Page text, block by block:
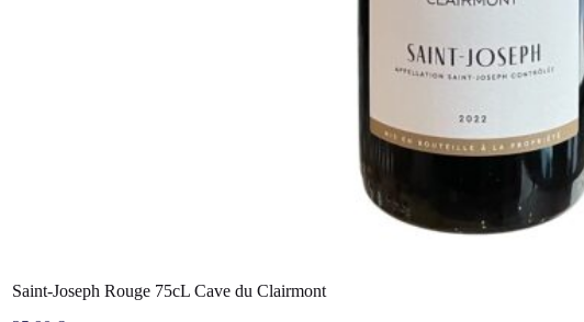
Saint-Joseph Rouge 75cL Cave du Clairmont